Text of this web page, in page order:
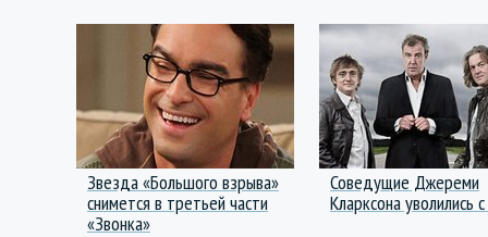
Звезда «Большого взрыва»
снимется в третьей части
«Звонка»
Соведущие Джереми
Кларксона уволились с